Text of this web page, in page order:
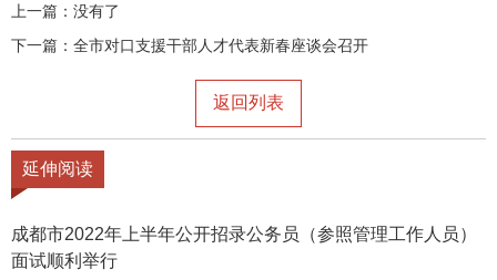
上一篇：没有了
下一篇： 全市对口支援干部人才代表新春座谈会召开
返回列表
延伸阅读
成都市2022年上半年公开招录公务员（参照管理工作人员）
面试顺利举行